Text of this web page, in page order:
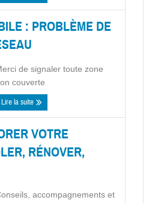
: PROBLÈME DE
de signaler toute zone
couverte
Lire la suite
VOTRE
RÉNOVER,
accompagnements et